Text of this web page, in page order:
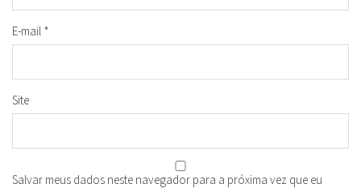
E-mail *
Site
Salvar meus dados neste navegador para a próxima vez que eu